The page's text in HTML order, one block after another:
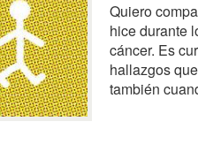
Quiero
hice durante
cáncer. Es
hallazgos
también